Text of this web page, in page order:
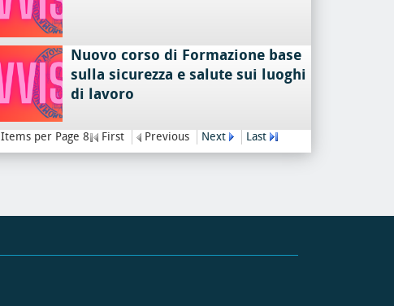
Nuovo corso di Formazione base
sulla sicurezza e salute sui luoghi
di lavoro
Items per Page 8 First Previous Next Last